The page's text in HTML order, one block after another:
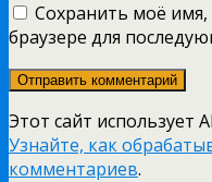
Сохранить моё имя,
браузере для
Этот сайт использует
Узнайте, как
комментариев.